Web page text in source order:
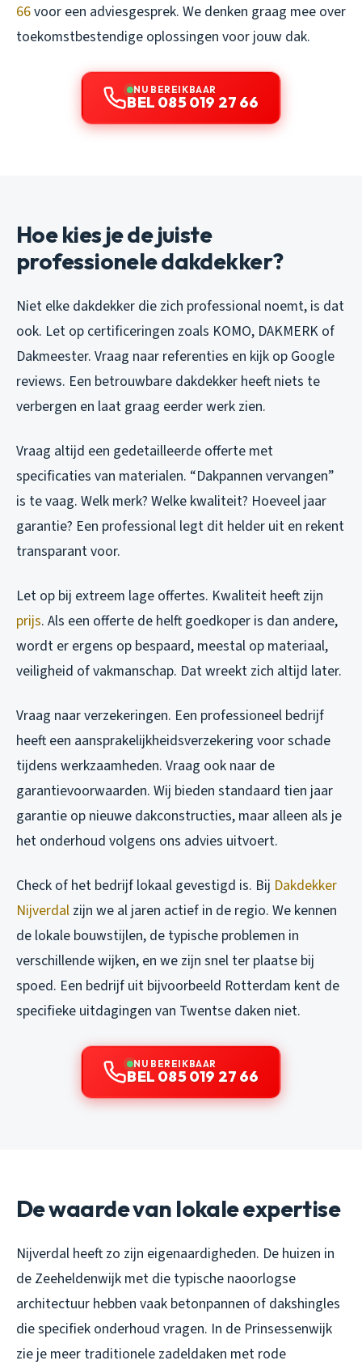
66voor een adviesgesprek. We denken graag mee over
toekomstbestendige oplossingen voor jouw dak.
NU BEREIKBAAR
BEL 085 019 27 66
Hoe kies je de juiste
professionele dakdekker?
Niet elke dakdekker die zich professional noemt, is dat
ook. Let op certificeringen zoals KOMO, DAKMERK of
Dakmeester. Vraag naar referenties en kijk op Google
reviews. Een betrouwbare dakdekker heeft niets te
verbergen en laat graag eerder werk zien.
Vraag altijd een gedetailleerde offerte met
specificaties van materialen. “Dakpannen vervangen”
is te vaag. Welk merk? Welke kwaliteit? Hoeveel jaar
garantie? Een professional legt dit helder uit en rekent
transparant voor.
Let op bij extreem lage offertes. Kwaliteit heeft zijn
prijs. Als een offerte de helft goedkoper is dan andere,
wordt er ergens op bespaard, meestal op materiaal,
veiligheid of vakmanschap. Dat wreekt zich altijd later.
Vraag naar verzekeringen. Een professioneel bedrijf
heeft een aansprakelijkheidsverzekering voor schade
tijdens werkzaamheden. Vraag ook naar de
garantievoorwaarden. Wij bieden standaard tien jaar
garantie op nieuwe dakconstructies, maar alleen als je
het onderhoud volgens ons advies uitvoert.
Check of het bedrijf lokaal gevestigd is. Bij Dakdekker
Nijverdal zijn we al jaren actief in de regio. We kennen
de lokale bouwstijlen, de typische problemen in
verschillende wijken, en we zijn snel ter plaatse bij
spoed. Een bedrijf uit bijvoorbeeld Rotterdam kent de
specifieke uitdagingen van Twentse daken niet.
NU BEREIKBAAR
BEL 085 019 27 66
De waarde van lokale expertise
Nijverdal heeft zo zijn eigenaardigheden. De huizen in
de Zeeheldenwijk met die typische naoorlogse
architectuur hebben vaak betonpannen of dakshingles
die specifiek onderhoud vragen. In de Prinsessenwijk
zie je meer traditionele zadeldaken met rode